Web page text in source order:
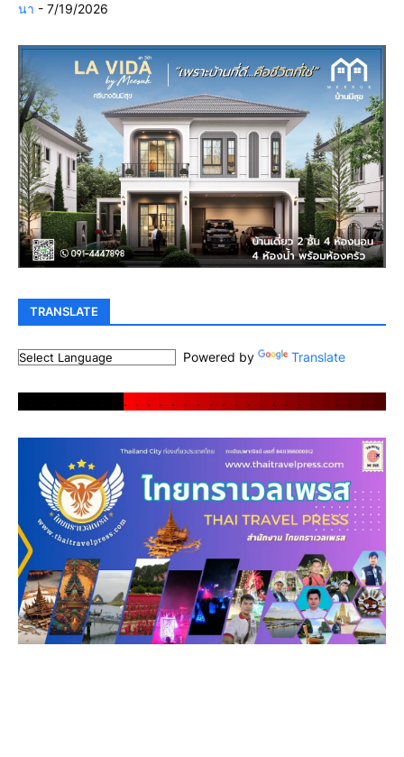
นา - 7/19/2026
TRANSLATE
Powered by Translate
. . . . . . . . . . . . . . . . . . . . .